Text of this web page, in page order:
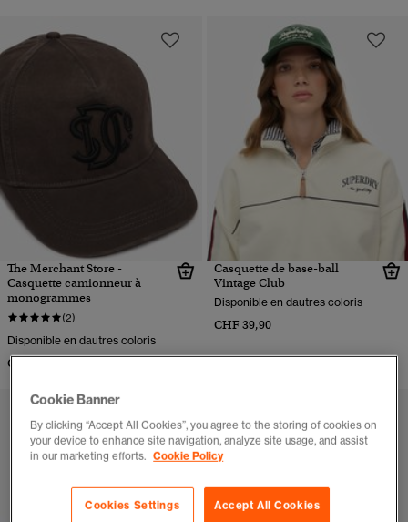
The Merchant Store -
Casquette camionneur à
monogrammes
(2)
Disponible en dautres coloris
CHF 39,90
Casquette de base-ball
Vintage Club
Disponible en dautres coloris
CHF 39,90
Cookie Banner
By clicking “Accept All Cookies”, you agree to the storing of cookies on
your device to enhance site navigation, analyze site usage, and assist
in our marketing efforts. Cookie Policy
Accept All Cookies
Cookies Settings